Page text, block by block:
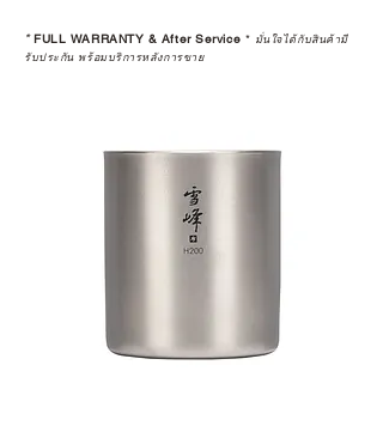
*FULL WARRANTY & After Service * มั่นใจได้กับสินค้ามี
รับประกัน พร้อมบริการหลังการขาย